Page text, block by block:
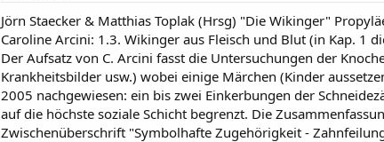
i
o
n
e
n
Jörn Staecker & Matthias Toplak (Hrsg) "Die Wikinger"
Caroline Arcini: 1.3. Wikinger aus Fleisch und Blut (in Kap. 1
Der Aufsatz von C. Arcini fasst die Untersuchungen der
Krankheitsbilder usw.) wobei einige Märchen (Kinder
2005 nachgewiesen: ein bis zwei Einkerbungen der
auf die höchste soziale Schicht begrenzt. Die
Zwischenüberschrift "Symbolhafte Zugehörigkeit -